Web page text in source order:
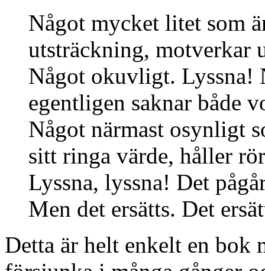
Något mycket litet som
utsträckning, motverkar
Något okuvligt. Lyssna!
egentligen saknar både
Något närmast osynligt
sitt ringa värde, håller
Lyssna, lyssna! Det
Men det ersätts. Det
Detta är helt enkelt en bok